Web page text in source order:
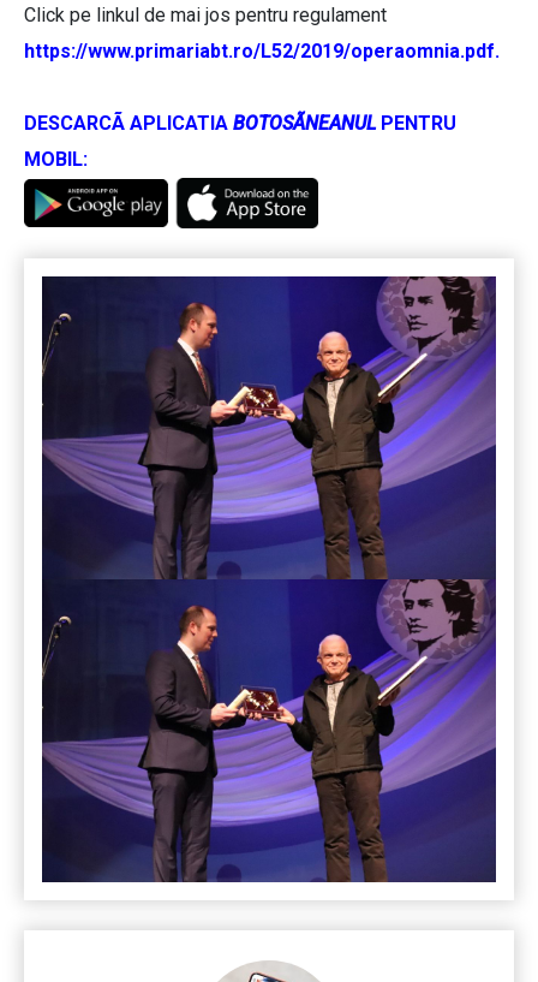
Click pe linkul de mai jos pentru regulament
https://www.primariabt.ro/L52/2019/operaomnia.pdf.
DESCARCÃ APLICATIA BOTOSÃNEANUL PENTRU
MOBIL: